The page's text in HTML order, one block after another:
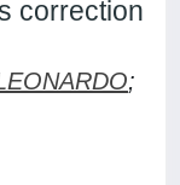
correction
;